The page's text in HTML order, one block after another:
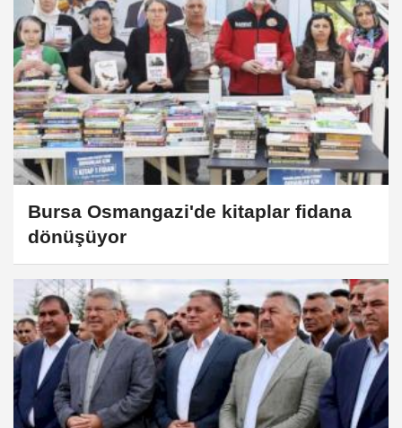
Bursa Osmangazi'de kitaplar fidana
dönüşüyor